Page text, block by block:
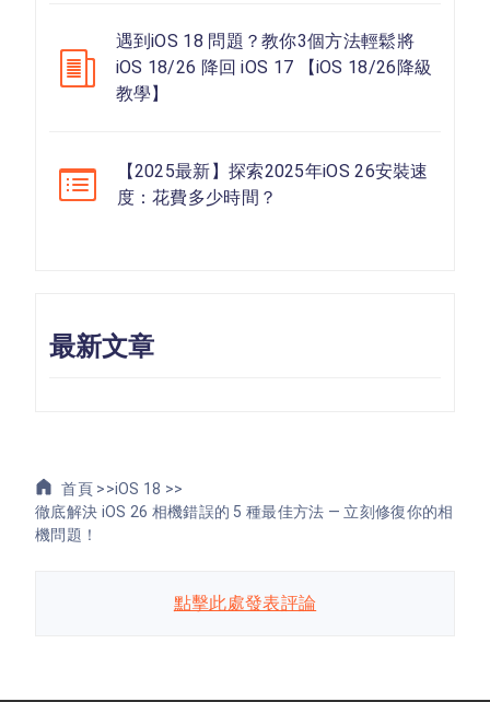
遇到iOS 18 問題？教你3個方法輕鬆將
iOS 18/26 降回 iOS 17 【iOS 18/26降級
教學】
【2025最新】探索2025年iOS 26安裝速
度：花費多少時間？
最新文章
首頁 >>iOS 18 >>
徹底解決 iOS 26 相機錯誤的 5 種最佳方法 — 立刻修復你的相
機問題！
點擊此處發表評論